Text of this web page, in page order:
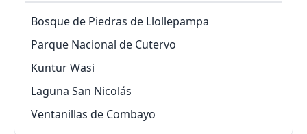
Bosque de Piedras de Llollepampa
Parque Nacional de Cutervo
Kuntur Wasi
Laguna San Nicolás
Ventanillas de Combayo